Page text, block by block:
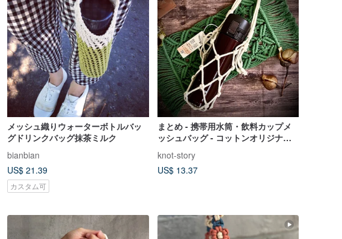
メッシュ織りウォーターボトルバッ
グドリンクバッグ抹茶ミルク
bianbian
US$ 21.39
カスタム可
まとめ - 携帯用水筒・飲料カップメ
ッシュバッグ - コットンオリジナル
knot-story
US$ 13.37